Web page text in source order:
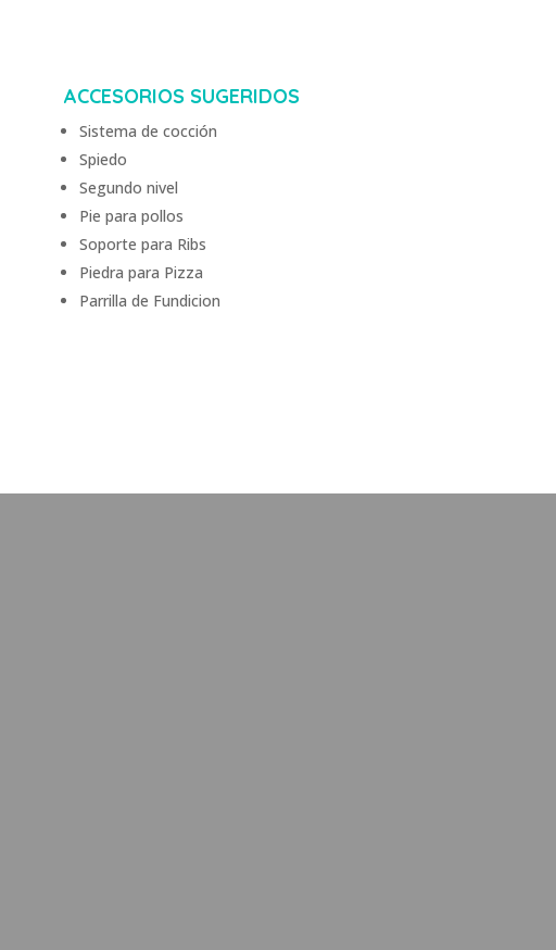
ACCESORIOS SUGERIDOS
Sistema de cocción
Spiedo
Segundo nivel
Pie para pollos
Soporte para Ribs
Piedra para Pizza
Parrilla de Fundicion